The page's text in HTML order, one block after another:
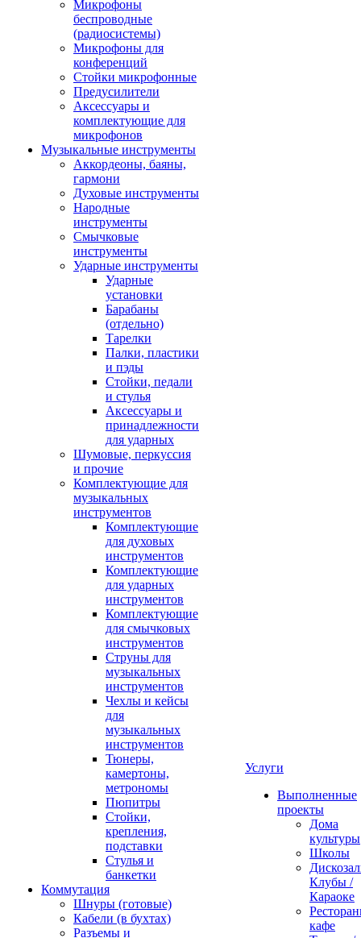
Микрофоны
беспроводные
(радиосистемы)
Микрофоны для
конференций
Стойки микрофонные
Предусилители
Аксессуары и
комплектующие для
микрофонов
Музыкальные инструменты
Аккордеоны, баяны,
гармони
Духовые инструменты
Народные
инструменты
Смычковые
инструменты
Ударные инструменты
Ударные
установки
Барабаны
(отдельно)
Тарелки
Палки, пластики
и пэды
Стойки, педали
и стулья
Аксессуары и
принадлежности
для ударных
Шумовые, перкуссия
и прочие
Комплектующие для
музыкальных
инструментов
Комплектующие
для духовых
инструментов
Комплектующие
для ударных
инструментов
Комплектующие
для смычковых
инструментов
Струны для
музыкальных
инструментов
Чехлы и кейсы
для
музыкальных
инструментов
Тюнеры,
камертоны,
метрономы
Пюпитры
Стойки,
крепления,
подставки
Стулья и
банкетки
Коммутация
Шнуры (готовые)
Кабели (в бухтах)
Разъемы и
Услуги
Выполненные
проекты
Дома
культуры
Школы
Клубы /
Караоке
кафе